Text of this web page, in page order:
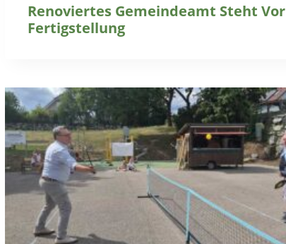
Renoviertes Gemeindeamt Steht Vor
Fertigstellung